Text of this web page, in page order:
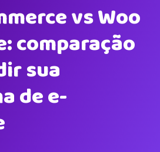
vs Woo
comparação
sua
de e-